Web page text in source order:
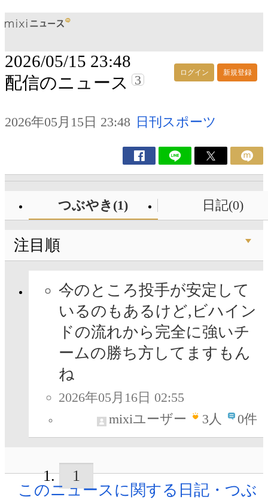
ログイン 新規登録
2026/05/15 23:48
配信のニュース
3
2026年05月15日 23:48 日刊スポーツ
つぶやき(1) 日記(0)
注目順
今のところ投手が安定して
いるのもあるけど,ビハイン
ドの流れから完全に強いチ
ームの勝ち方してますもん
ね
2026年05月16日 02:55
mixiユーザー
3人 0件
1
このニュースに関する日記・つぶ